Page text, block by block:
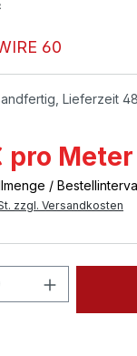
60
Lieferzeit
pro Meter
/
zzgl. Versandkosten
Anzahl: